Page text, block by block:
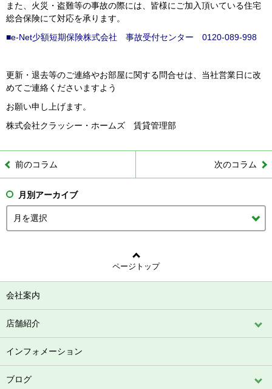
また、火災・盗難等の事故の際には、皆様にご加入頂いている住宅
総合保険にて対応を承ります。
■e-Net少額短期保険株式会社 事故受付センター 0120-089-998
更新・退去等のご連絡やお部屋に関する問合せは、当社営業日に改
めてご連絡くださいますよう
お願い申し上げます。
株式会社クラッシー・ホームズ 賃貸管理部
前のコラム 次のコラム
月別アーカイブ
ページトップ
会社案内
店舗紹介
インフォメーション
ブログ